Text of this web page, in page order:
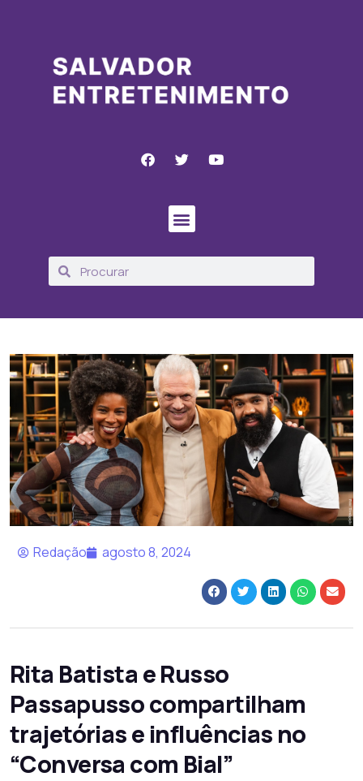
Redação agosto 8, 2024
Rita Batista e Russo
Passapusso compartilham
trajetórias e influências no
“Conversa com Bial”